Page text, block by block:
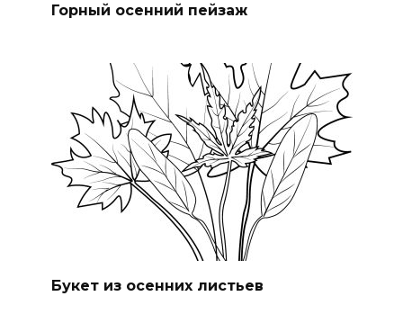
Горный осенний пейзаж
Букет из осенних листьев